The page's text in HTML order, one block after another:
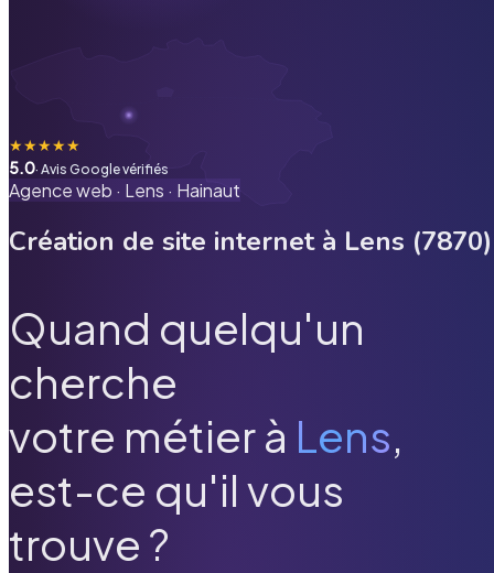
★★★★★
5.0· Avis Google vérifiés
Agence web · Lens · Hainaut
Création de site internet à Lens (7870)
Quand quelqu'un
cherche
votre métier à Lens,
est-ce qu'il vous
trouve ?